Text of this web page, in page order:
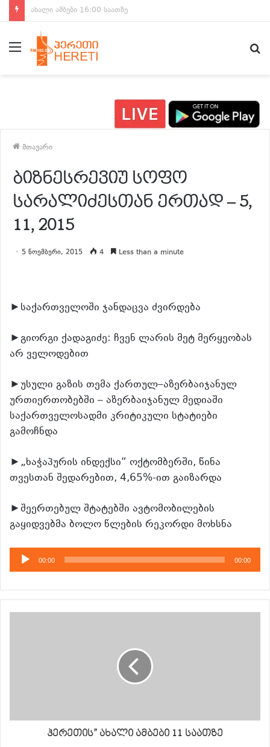
ახალი ამბები 15:00 საათზე
მენიუ
მთავარი
ბიზნესრევიუ სოფო
სარალიძესთან ერთად – 5,
11, 2015
5 ნოემბერი, 2015 4 Less than a minute
►საქართველოში ჯანდაცვა ძვირდება
►გიორგი ქადაგიძე: ჩვენ ლარის მეტ მერყეობას
არ ველოდებით
►უსული გაზის თემა ქართულ–აზერბაიჯანულ
ურთიერთობებში – აზერბაიჯანულ მედიაში
საქართველოსადმი კრიტიკული სტატიები
გამოჩნდა
►„ხაჭაპურის ინდექსი“ ოქტომბერში, წინა
თვესთან შედარებით, 4,65%-ით გაიზარდა
►შეერთებულ შტატებში ავტომობილების
გაყიდვებმა ბოლო წლების რეკორდი მოხსნა
აუდიო
დამკვრელი
00:00 00:00
ჰერეთის” ახალი ამბები 11 საათზე